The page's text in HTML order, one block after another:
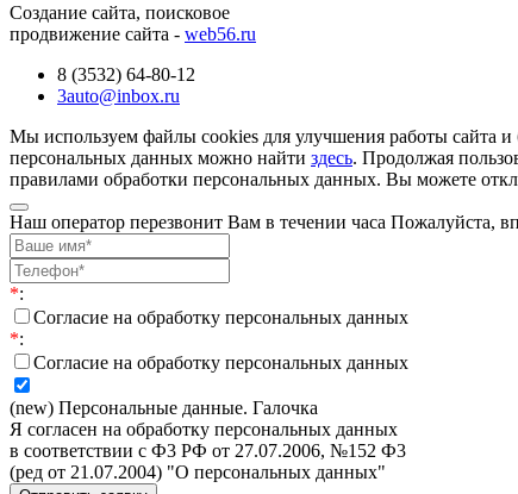
Создание сайта, поисковое
продвижение сайта - web56.ru
8 (3532) 64-80-12
3auto@inbox.ru
Мы используем файлы cookies для улучшения работы сайта
персональных данных можно найти здесь. Продолжая
правилами обработки персональных данных. Вы можете
Наш оператор перезвонит Вам в течении часа Пожалуйста,
*:
Согласие на обработку персональных данных
*:
Согласие на обработку персональных данных
(new) Персональные данные. Галочка
Я согласен на обработку персональных данных
в соответствии с Ф3 РФ от 27.07.2006, №152 Ф3
(ред от 21.07.2004) "О персональных данных"